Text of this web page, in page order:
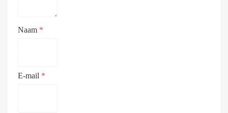
Naam *
E-mail *